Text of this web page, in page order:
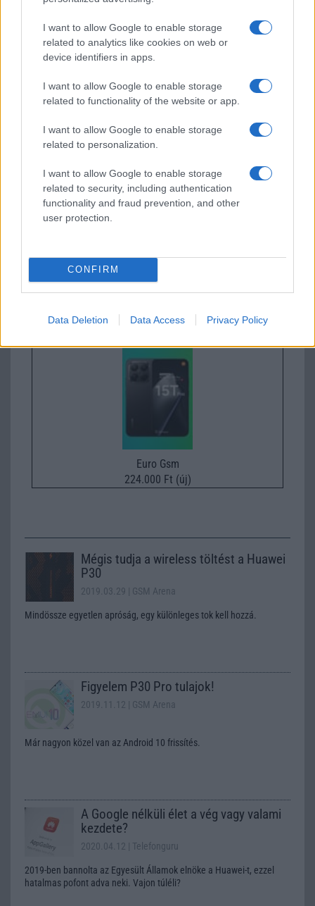
I want to allow Google to enable storage
related to analytics like cookies on web or
device identifiers in apps.
I want to allow Google to enable storage
related to functionality of the website or app.
I want to allow Google to enable storage
related to personalization.
I want to allow Google to enable storage
related to security, including authentication
functionality and fraud prevention, and other
user protection.
CONFIRM
Data Deletion Data Access Privacy Policy
Nyugati GSM
435.000 Ft (új)
Samsung Galaxy S26
245.000 Ft (új)
Euro Gsm
224.000 Ft (új)
Mégis tudja a wireless töltést a Huawei
P30
2019.03.29 | GSM Arena
Mindössze egyetlen apróság, egy különleges tok kell hozzá.
Figyelem P30 Pro tulajok!
2019.11.12 | GSM Arena
Már nagyon közel van az Android 10 frissítés.
A Google nélküli élet a vég vagy valami
kezdete?
2020.04.12 | Telefonguru
2019-ben bannolta az Egyesült Államok elnöke a Huawei-t, ezzel
hatalmas pofont adva neki. Vajon túléli?